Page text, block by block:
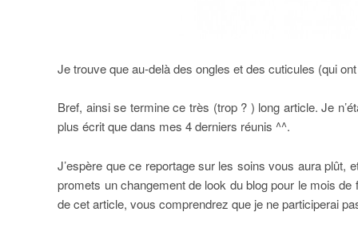
Je trouve que au-delà des ongles et des cuticules (qui
Bref, ainsi se termine ce très (trop ? ) long article. Je
plus écrit que dans mes 4 derniers réunis ^^.
J’espère que ce reportage sur les soins vous aura plût,
promets un changement de look du blog pour le mois
de cet article, vous comprendrez que je ne participerai